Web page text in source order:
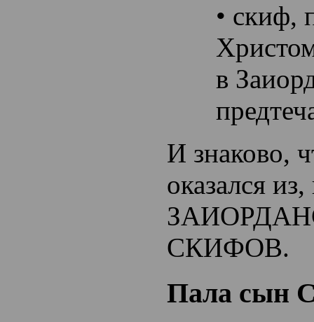
• скиф,
в
И знаково,
оказался
СКИФОВ.
Пала сын